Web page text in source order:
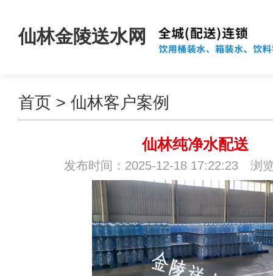
仙林金陵送水网
首页 > 仙林客户案例
仙林纯净水配送
发布时间：2025-12-18 17:22:23 浏